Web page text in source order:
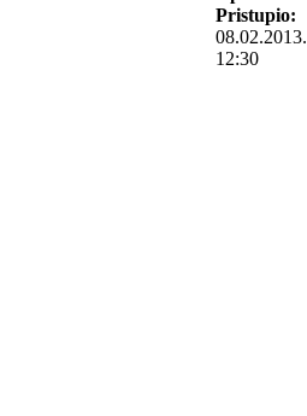
Pristupio:
08.02.2013.
12:30